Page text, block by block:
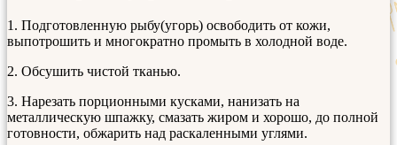
1. Подготовленную рыбу(угорь) освободить от кожи,
выпотрошить и многократно промыть в холодной воде.
2. Обсушить чистой тканью.
3. Нарезать порционными кусками, нанизать на
металлическую шпажку, смазать жиром и хорошо, до полной
готовности, обжарить над раскаленными углями.